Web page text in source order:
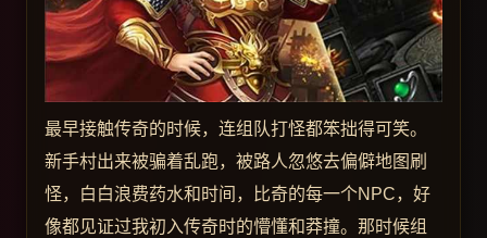
最早接触传奇的时候，连组队打怪都笨拙得可笑。
新手村出来被骗着乱跑，被路人忽悠去偏僻地图刷
怪，白白浪费药水和时间，比奇的每一个NPC，好
像都见证过我初入传奇时的懵懂和莽撞。那时候组